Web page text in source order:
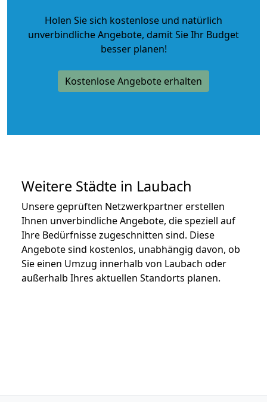
Holen Sie sich kostenlose und natürlich
unverbindliche Angebote, damit Sie Ihr Budget
besser planen!
Kostenlose Angebote erhalten
Weitere Städte in Laubach
Unsere geprüften Netzwerkpartner erstellen
Ihnen unverbindliche Angebote, die speziell auf
Ihre Bedürfnisse zugeschnitten sind. Diese
Angebote sind kostenlos, unabhängig davon, ob
Sie einen Umzug innerhalb von Laubach oder
außerhalb Ihres aktuellen Standorts planen.